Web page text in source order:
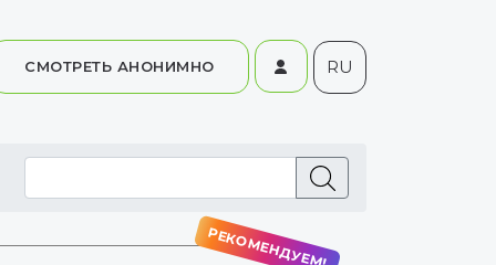
СМОТРЕТЬ АНОНИМНО RU